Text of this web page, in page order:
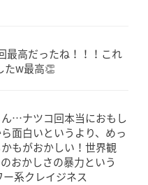
最高だったね！！！これ
たw最高👏
…ナツコ回本当におもし
面白いというより、めっ
もがおかしい！世界観
おかしさの暴力という
系クレイジネス